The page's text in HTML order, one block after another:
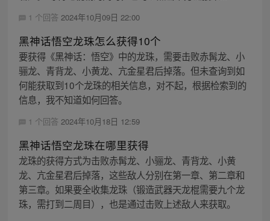
1 个回答 2024年10月09日 22:00
黑神话悟空龙珠怎么获得10个
要获得《黑神话：悟空》中的龙珠，需要击败赤髯龙、小
骊龙、青背龙、小黄龙、亢金星君后掉落。但未查询到如
何能获取到10个龙珠的相关信息，对不起，根据检索到的
信息，我不知道如何回答。
1 个回答 2024年10月18日 12:59
黑神话悟空龙珠在哪里获得
龙珠的获得方式为击败赤髯龙、小骊龙、青背龙、小黄
龙、亢金星君后掉落，这些敌人分别在第一章、第二章和
第三章。如果要全收集龙珠（锻造武器天龙棍需要九个龙
珠，需打到二周目），也是通过击败上述敌人来获取。